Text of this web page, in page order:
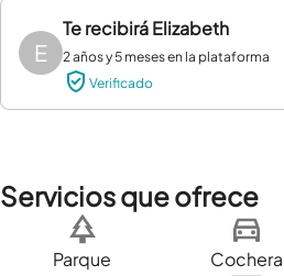
E
Te recibiráElizabeth
2 años y 5 meses en la plataforma
Verificado
Servicios que ofrece
Parque Cochera